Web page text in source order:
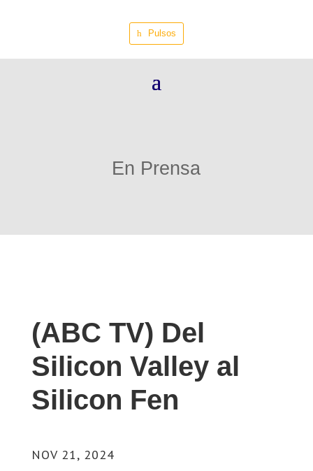
Pulsos
En Prensa
(ABC TV) Del
Silicon Valley al
Silicon Fen
NOV 21, 2024